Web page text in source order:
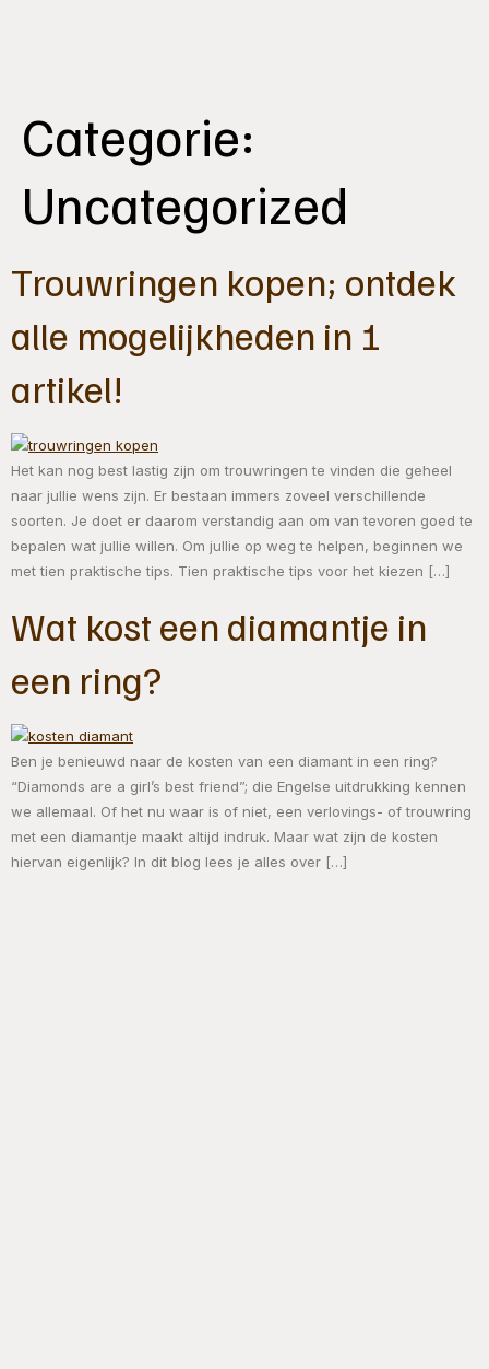
Categorie:
Uncategorized
Trouwringen kopen; ontdek
alle mogelijkheden in 1
artikel!
Het kan nog best lastig zijn om trouwringen te vinden die geheel
naar jullie wens zijn. Er bestaan immers zoveel verschillende
soorten. Je doet er daarom verstandig aan om van tevoren goed te
bepalen wat jullie willen. Om jullie op weg te helpen, beginnen we
met tien praktische tips. Tien praktische tips voor het kiezen […]
Wat kost een diamantje in
een ring?
Ben je benieuwd naar de kosten van een diamant in een ring?
“Diamonds are a girl’s best friend”; die Engelse uitdrukking kennen
we allemaal. Of het nu waar is of niet, een verlovings- of trouwring
met een diamantje maakt altijd indruk. Maar wat zijn de kosten
hiervan eigenlijk? In dit blog lees je alles over […]